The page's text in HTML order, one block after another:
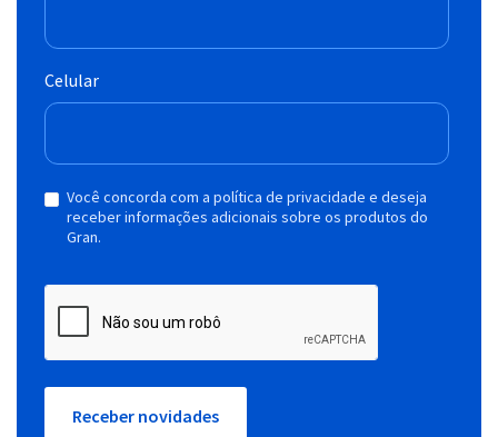
Celular
Você concorda com a política de privacidade e deseja
receber informações adicionais sobre os produtos do
Gran.
Receber novidades